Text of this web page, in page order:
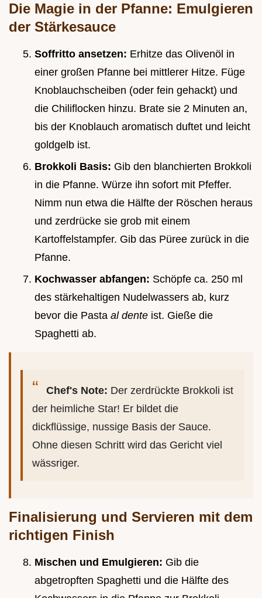
Die Magie in der Pfanne: Emulgieren
der Stärkesauce
Soffritto ansetzen: Erhitze das Olivenöl in
einer großen Pfanne bei mittlerer Hitze. Füge
Knoblauchscheiben (oder fein gehackt) und
die Chiliflocken hinzu. Brate sie 2 Minuten an,
bis der Knoblauch aromatisch duftet und leicht
goldgelb ist.
Brokkoli Basis: Gib den blanchierten Brokkoli
in die Pfanne. Würze ihn sofort mit Pfeffer.
Nimm nun etwa die Hälfte der Röschen heraus
und zerdrücke sie grob mit einem
Kartoffelstampfer. Gib das Püree zurück in die
Pfanne.
Kochwasser abfangen: Schöpfe ca. 250 ml
des stärkehaltigen Nudelwassers ab, kurz
bevor die Pasta al dente ist. Gieße die
Spaghetti ab.
Chef's Note: Der zerdrückte Brokkoli ist
der heimliche Star! Er bildet die
dickflüssige, nussige Basis der Sauce.
Ohne diesen Schritt wird das Gericht viel
wässriger.
Finalisierung und Servieren mit dem
richtigen Finish
Mischen und Emulgieren: Gib die
abgetropften Spaghetti und die Hälfte des